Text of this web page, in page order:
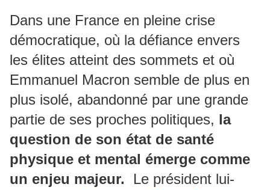
Dans une France en pleine crise
démocratique, où la défiance envers
les élites atteint des sommets et où
Emmanuel Macron semble de plus en
plus isolé, abandonné par une grande
partie de ses proches politiques, la
question de son état de santé
physique et mental émerge comme
un enjeu majeur. Le président lui-